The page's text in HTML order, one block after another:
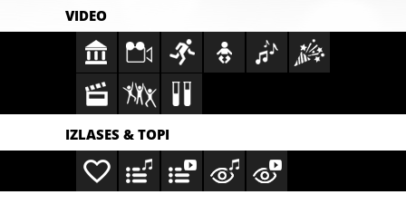
VIDEO
IZLASES & TOPI